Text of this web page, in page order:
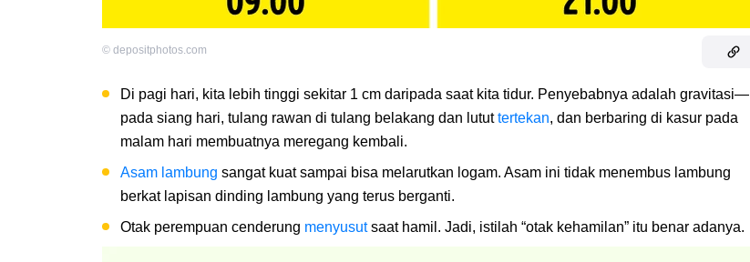
© depositphotos.com
Di pagi hari, kita lebih tinggi sekitar 1 cm daripada saat kita tidur. Penyebabnya adalah gravitasi—
pada siang hari, tulang rawan di tulang belakang dan lututtertekan, dan berbaring di kasur pada
malam hari membuatnya meregang kembali.
Asam lambung sangat kuat sampai bisa melarutkan logam. Asam ini tidak menembus lambung
berkat lapisan dinding lambung yang terus berganti.
Otak perempuan cenderung menyusutsaat hamil. Jadi, istilah “otak kehamilan” itu benar adanya.